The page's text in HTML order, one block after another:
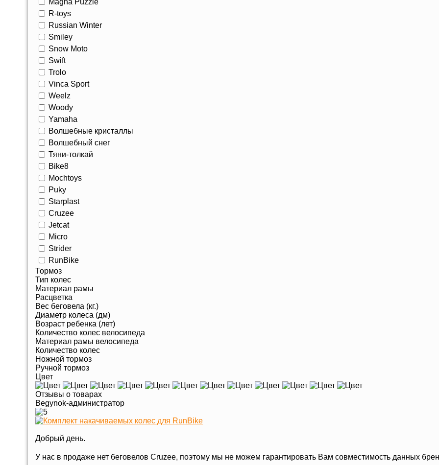
Magna Puzzle
R-toys
Russian Winter
Smiley
Snow Moto
Swift
Trolo
Vinca Sport
Weelz
Woody
Yamaha
Волшебные кристаллы
Волшебный снег
Тяни-толкай
Bike8
Mochtoys
Puky
Starplast
Cruzee
Jetcat
Micro
Strider
RunBike
Тормоз
Тип колес
Материал рамы
Расцветка
Вес беговела (кг.)
Диаметр колеса (дм)
Возраст ребенка (лет)
Количество колес велосипеда
Материал рамы велосипеда
Количество колес
Ножной тормоз
Ручной тормоз
Цвет
Отзывы о товарах
Begynok-администратор
Добрый день.
У нас в продаже нет беговелов Cruzee, поэтому мы не можем гарантировать Вам совместимость данных